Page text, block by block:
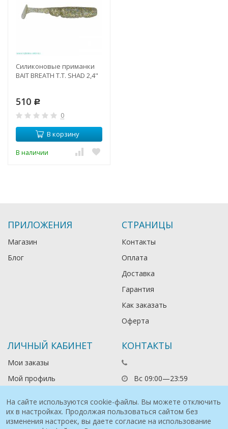
На сайте используются cookie-файлы. Вы можете отключить
их в настройках. Продолжая пользоваться сайтом без
изменения настроек, вы даете согласие на использование
Силиконовые приманки
BAIT BREATH T.T. SHAD 2,4"
510 Р
0
В корзину
В наличии
ПРИЛОЖЕНИЯ
Магазин
Блог
СТРАНИЦЫ
Контакты
Оплата
Доставка
Гарантия
Как заказать
Оферта
ЛИЧНЫЙ КАБИНЕТ
Мои заказы
Мой профиль
КОНТАКТЫ
Вс 09:00—23:59